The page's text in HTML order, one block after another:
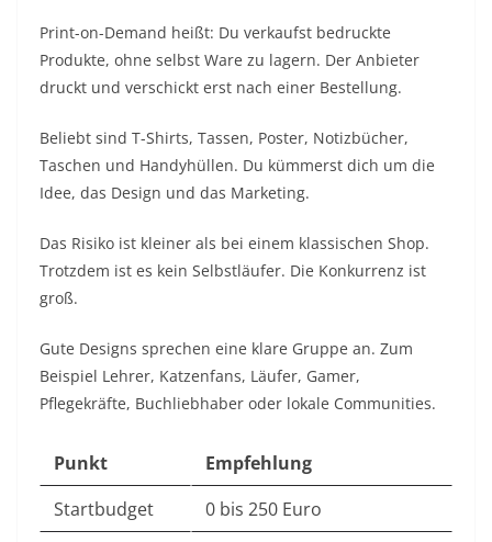
Print-on-Demand heißt: Du verkaufst bedruckte
Produkte, ohne selbst Ware zu lagern. Der Anbieter
druckt und verschickt erst nach einer Bestellung.
Beliebt sind T-Shirts, Tassen, Poster, Notizbücher,
Taschen und Handyhüllen. Du kümmerst dich um die
Idee, das Design und das Marketing.
Das Risiko ist kleiner als bei einem klassischen Shop.
Trotzdem ist es kein Selbstläufer. Die Konkurrenz ist
groß.
Gute Designs sprechen eine klare Gruppe an. Zum
Beispiel Lehrer, Katzenfans, Läufer, Gamer,
Pflegekräfte, Buchliebhaber oder lokale Communities.
Punkt
Empfehlung
Startbudget
0 bis 250 Euro